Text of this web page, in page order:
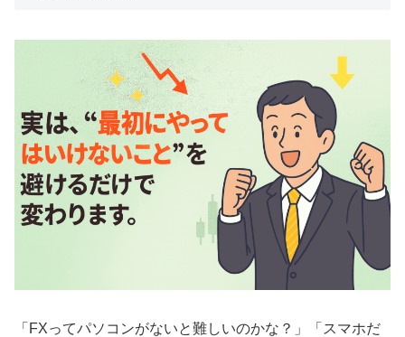
「FXってパソコンがないと難しいのかな？」「スマホだ